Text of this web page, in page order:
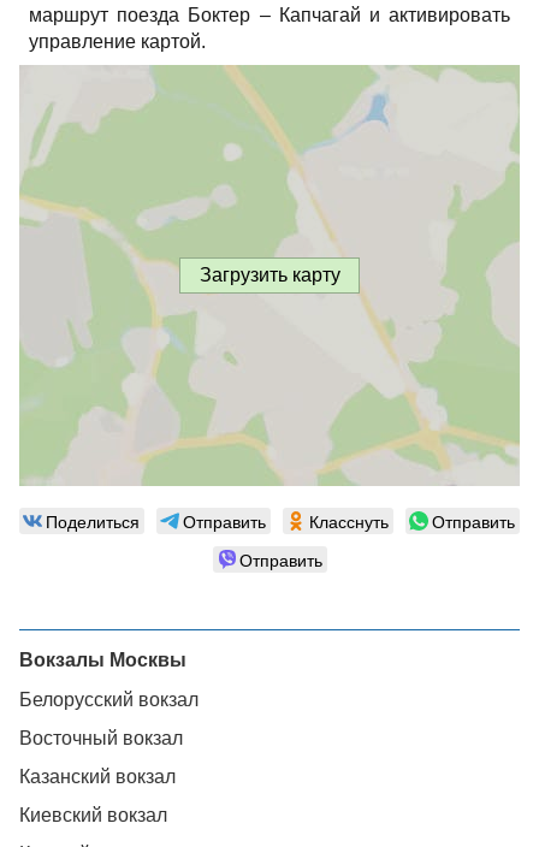
маршрут поезда Боктер – Капчагай и активировать
управление картой.
Загрузить карту
Поделиться Отправить Класснуть
Отправить
Отправить
Вокзалы Москвы
Белорусский вокзал
Восточный вокзал
Казанский вокзал
Киевский вокзал